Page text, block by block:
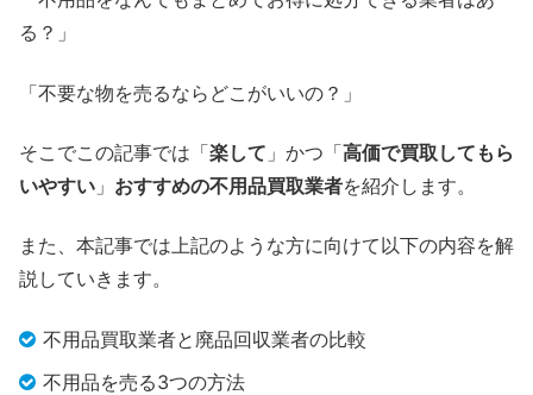
る？」
「不要な物を売るならどこがいいの？」
そこでこの記事では「楽して 」かつ「高価で買取してもら
いやすい 」 おすすめの不用品買取業者を紹介します。
また、本記事では上記のような方に向けて以下の内容を解
説していきます。
不用品買取業者と廃品回収業者の比較
不用品を売る3つの方法